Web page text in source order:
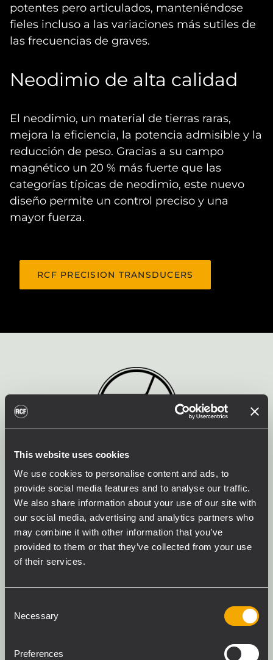
This website uses cookies
We use cookies to personalise content and ads, to
provide social media features and to analyse our traffic.
We also share information about your use of our site with
our social media, advertising and analytics partners who
may combine it with other information that you’ve
provided to them or that they’ve collected from your use
of their services.
Selection
Necessary
Preferences
potentes pero articulados, manteniéndose
fieles incluso a las variaciones más sutiles de
las frecuencias de graves.
Neodimio de alta calidad
El neodimio, un material de tierras raras,
mejora la eficiencia, la potencia admisible y la
reducción de peso. Gracias a su campo
magnético un 20 % más fuerte que las
categorías típicas de neodimio, este nuevo
diseño permite un control preciso y una
mayor fuerza.
RCF PRECISION TRANSDUCERS
ADVANCED
CROSSOVER
ENGINE
PRESETS OPTIMIZADOS DE
FÁBRICA PARA UN PERFECTO
EMPAREJAMIENTO DE SUB-